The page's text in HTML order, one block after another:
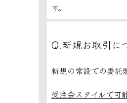
す。
Q.新規お取引に
新規の常設での委託
受注会スタイルで可